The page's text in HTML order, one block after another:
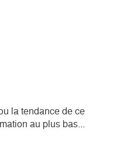
la tendance de ce
au plus bas...